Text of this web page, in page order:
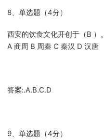
8、单选题（4分）
西安的饮食文化开创于（B ）。
A 商周 B 周秦 C 秦汉 D 汉唐
答案:.A.B.C.D
9、单选题（4分）